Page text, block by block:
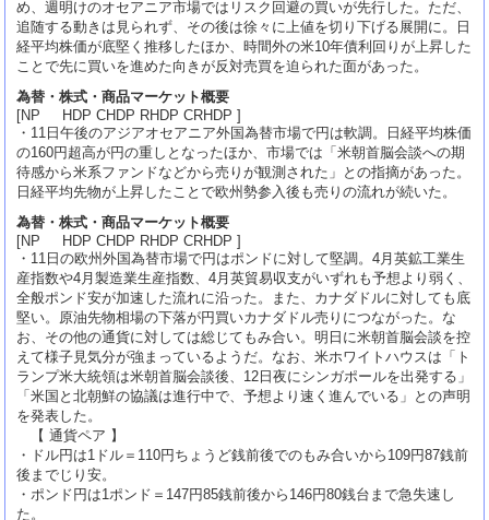
め、週明けのオセアニア市場ではリスク回避の買いが先行した。ただ、
追随する動きは見られず、その後は徐々に上値を切り下げる展開に。日
経平均株価が底堅く推移したほか、時間外の米10年債利回りが上昇した
ことで先に買いを進めた向きが反対売買を迫られた面があった。
為替・株式・商品マーケット概要
[NP HDP CHDP RHDP CRHDP ]
・11日午後のアジアオセアニア外国為替市場で円は軟調。日経平均株価
の160円超高が円の重しとなったほか、市場では「米朝首脳会談への期
待感から米系ファンドなどから売りが観測された」との指摘があった。
日経平均先物が上昇したことで欧州勢参入後も売りの流れが続いた。
為替・株式・商品マーケット概要
[NP HDP CHDP RHDP CRHDP ]
・11日の欧州外国為替市場で円はポンドに対して堅調。4月英鉱工業生
産指数や4月製造業生産指数、4月英貿易収支がいずれも予想より弱く、
全般ポンド安が加速した流れに沿った。また、カナダドルに対しても底
堅い。原油先物相場の下落が円買いカナダドル売りにつながった。な
お、その他の通貨に対しては総じてもみ合い。明日に米朝首脳会談を控
えて様子見気分が強まっているようだ。なお、米ホワイトハウスは「ト
ランプ米大統領は米朝首脳会談後、12日夜にシンガポールを出発する」
「米国と北朝鮮の協議は進行中で、予想より速く進んでいる」との声明
を発表した。
【 通貨ペア 】
・ドル円は1ドル＝110円ちょうど銭前後でのもみ合いから109円87銭前
後までじり安。
・ポンド円は1ポンド＝147円85銭前後から146円80銭台まで急失速し
た。